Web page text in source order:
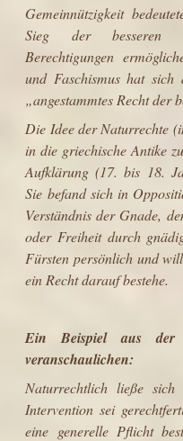
Gemeinnützigkeit
Sieg der besseren
Berechtigungen
und Faschismushat sich
„angestammtes Recht der
Die Idee der Naturrechte
in die griechische Antike
Aufklärung (17. bis 18.
Sie befand sich in
Verständnis der Gnade,
oder Freiheit durch
Fürsten persönlich und
ein Recht darauf bestehe.
Ein Beispiel aus der
veranschaulichen:
Naturrechtlich ließe sich
Intervention sei
eine generelle Pflicht